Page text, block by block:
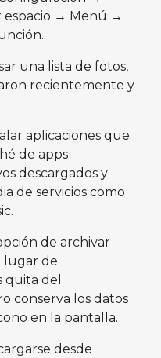
espacio → Menú →
una lista de fotos,
recientemente y
aplicaciones que
de apps
descargados y
de servicios como
de archivar
lugar de
quita del
conserva los datos
en la pantalla.
desde